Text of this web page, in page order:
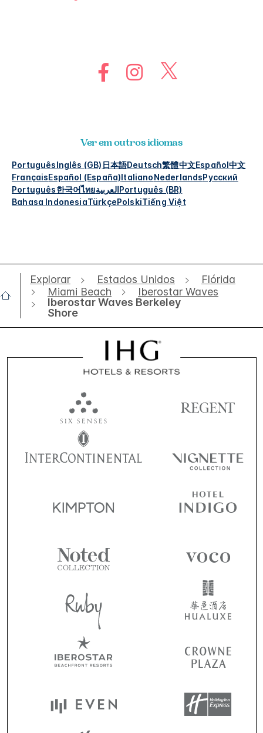
Ver em outros idiomas
PortuguêsInglês (GB) 日本語Deutsch繁體中文Español中文
FrançaisEspañol (España)ItalianoNederlandsРусский
Português한국어ไทยالعربيةPortuguês (BR)
Bahasa IndonesiaTürkçePolskiTiếng Việt
Explorar Estados Unidos
Flórida
Miami Beach
Iberostar Waves
Iberostar Waves Berkeley
Shore